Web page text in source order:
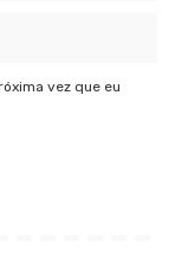
vez que eu